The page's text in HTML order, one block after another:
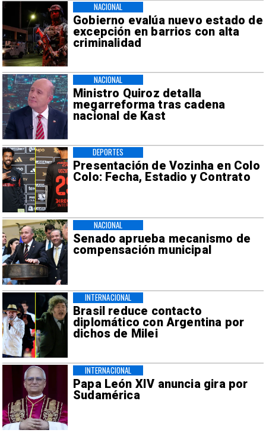
Gobierno evalúa nuevo estado de
excepción en barrios con alta
criminalidad
NACIONAL
Ministro Quiroz detalla
megarreforma tras cadena
nacional de Kast
NACIONAL
Presentación de Vozinha en Colo
Colo: Fecha, Estadio y Contrato
DEPORTES
Senado aprueba mecanismo de
compensación municipal
NACIONAL
Brasil reduce contacto
diplomático con Argentina por
dichos de Milei
INTERNACIONAL
Papa León XIV anuncia gira por
Sudamérica
INTERNACIONAL